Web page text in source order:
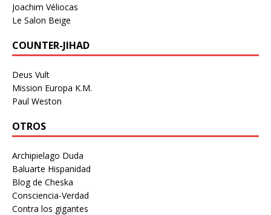
Joachim Véliocas
Le Salon Beige
COUNTER-JIHAD
Deus Vult
Mission Europa K.M.
Paul Weston
OTROS
Archipielago Duda
Baluarte Hispanidad
Blog de Cheska
Consciencia-Verdad
Contra los gigantes